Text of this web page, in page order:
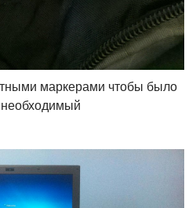
маркерами чтобы было